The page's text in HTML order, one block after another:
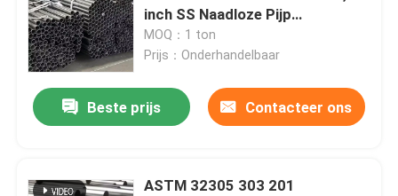
inch SS Naadloze Pijp
Roestvrijstalen
Warmtewisselaarbuis
MOQ：1 ton
Prijs：Onderhandelbaar
Beste prijs Contacteer ons
ASTM 32305 303 201